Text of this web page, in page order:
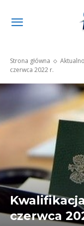
Strona główna
czerwca 2022 r.
czerwca